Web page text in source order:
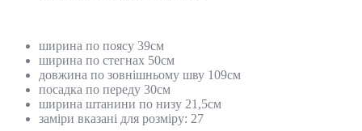
ширина по поясу 39см
ширина по стегнах 50см
довжина по зовнішньому шву 109см
посадка по переду 30см
ширина штанини по низу 21,5см
заміри вказані для розміру: 27